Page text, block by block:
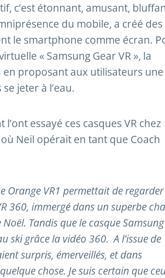
c’est étonnant, amusant,
du mobile, a créé des
le smartphone comme écran.
« Samsung Gear VR », la
proposant aux utilisateurs une
jeter à l’eau.
essayé ces casques VR chez
Neil opérait en tant que Coach
Orange VR1 permettait de
360, immergé dans un superbe
Tandis que le casque
ski grâce la vidéo 360. A l’issue de
surpris, émerveillés, et dans
chose. Je suis certain que